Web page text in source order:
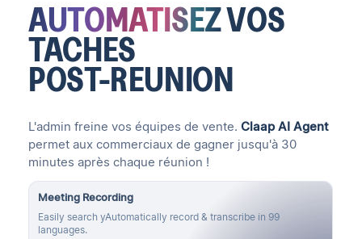
AUTOMATISEZVOS
TACHES
POST-REUNION
L'admin freine vos équipes de vente.Claap AI Agent
permet aux commerciaux de gagner jusqu'à 30
minutes après chaque réunion !
Meeting Recording
Easily search yAutomatically record & transcribe in 99
languages.